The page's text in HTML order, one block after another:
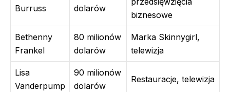
Burruss
dolarów
biznesowe
Bethenny
Frankel
80 milionów
dolarów
Marka Skinnygirl,
telewizja
Lisa
Vanderpump
90 milionów
dolarów
Restauracje, telewizja